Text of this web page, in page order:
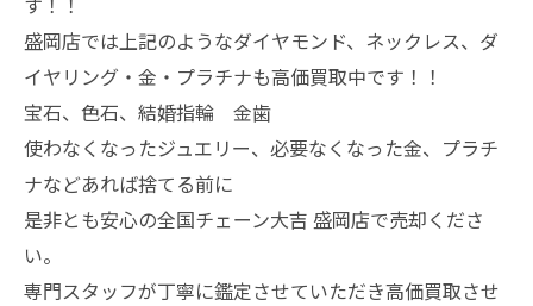
盛岡店では上記のようなダイヤモンド、ネックレス、ダ
イヤリング・金・プラチナも高価買取中です！！
宝石、色石、結婚指輪 金歯
使わなくなったジュエリー、必要なくなった金、プラチ
ナなどあれば捨てる前に
是非とも安心の全国チェーン大吉 盛岡店で売却くださ
い。
専門スタッフが丁寧に鑑定させていただき高価買取させ